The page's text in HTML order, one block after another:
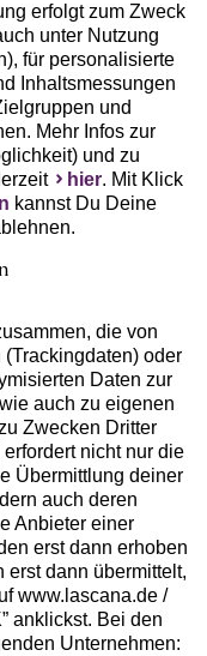
erfolgt zum Zweck
unter Nutzung
für personalisierte
Inhaltsmessungen
und
Mehr Infos zur
und zu
hier. Mit Klick
kannst Du Deine
die von
oder
Daten zur
auch zu eigenen
Zwecken Dritter
nicht nur die
Übermittlung deiner
auch deren
Anbieter einer
erst dann erhoben
erst dann übermittelt,
www.lascana.de /
anklickst. Bei den
Unternehmen: